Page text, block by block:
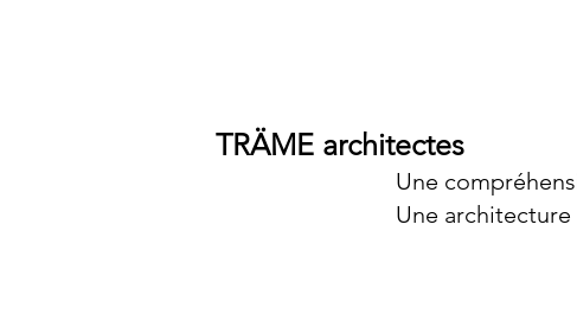
TRÄME architectes
Une
Une